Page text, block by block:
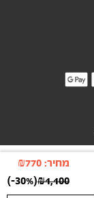
מחיר: ₪770
₪1,100
(
-30%
)